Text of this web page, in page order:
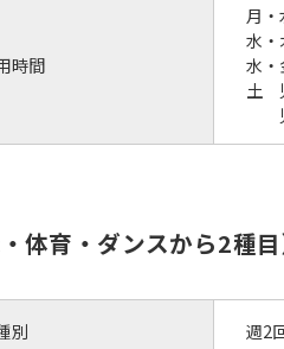
時間
月
水
水
土
児
体育・ダンスから2種目
別 週2